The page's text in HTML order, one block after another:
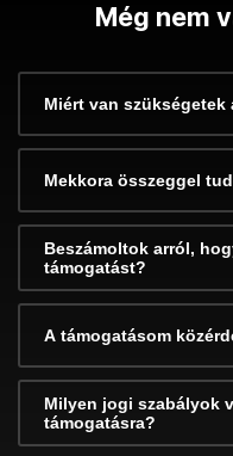
Még nem
Miért van szükségetek
Mekkora összeggel
Beszámoltok arról,
támogatást?
A támogatásom
Milyen jogi szabályok
támogatásra?